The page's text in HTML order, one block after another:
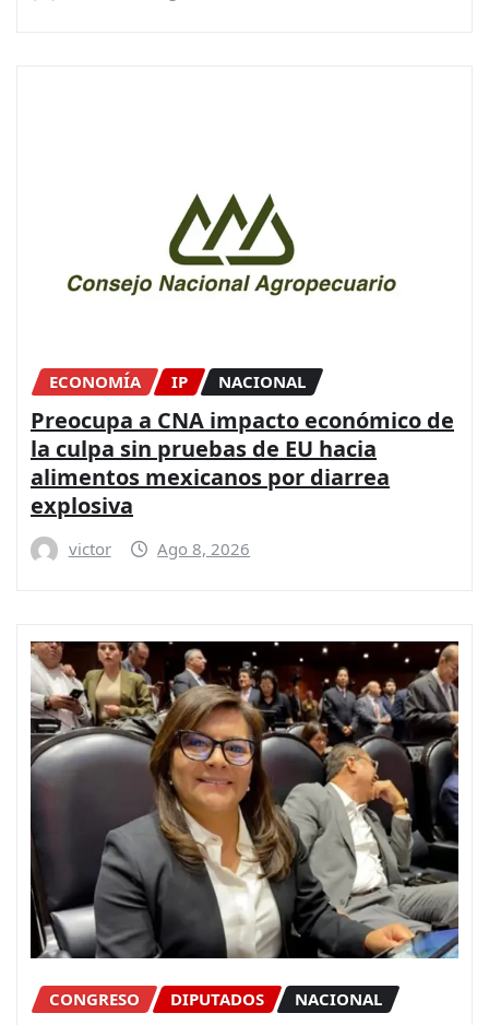
ECONOMÍA IP NACIONAL
Preocupa a CNA impacto económico de
la culpa sin pruebas de EU hacia
alimentos mexicanos por diarrea
explosiva
victor Ago 8, 2026
CONGRESO DIPUTADOS NACIONAL